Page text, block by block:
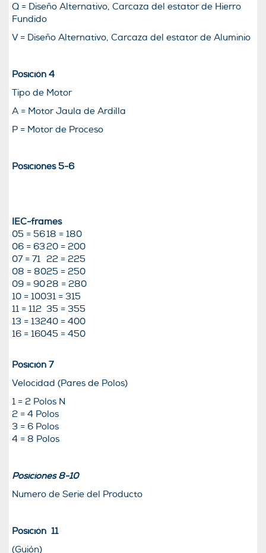
Q = Diseño Alternativo, Carcaza del estator de Hierro
Fundido
V = Diseño Alternativo, Carcaza del estator de Aluminio
Posición 4
Tipo de Motor
A = Motor Jaula de Ardilla
P = Motor de Proceso
Posiciones 5-6
IEC-frames
05 = 5618 = 180
06 = 6320 = 200
07 = 71 22 = 225
08 = 8025 = 250
09 = 9028 = 280
10 = 10031 = 315
11 = 112 35 = 355
13 = 13240 = 400
16 = 16045 = 450
Posición 7
Velocidad (Pares de Polos)
1 = 2 Polos N
2 = 4 Polos
3 = 6 Polos
4 = 8 Polos
Posiciones 8-10
Numero de Serie del Producto
Posición 11
(Guión)